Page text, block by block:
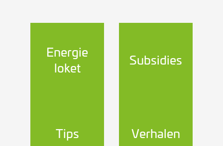
Energie
loket
Subsidies
Tips Verhalen